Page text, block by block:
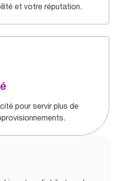
et votre réputation.
pour servir plus de